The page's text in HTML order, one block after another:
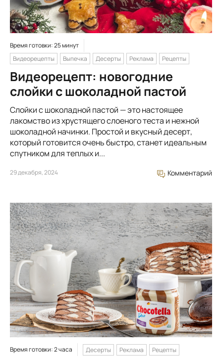
Время готовки: 25 минут
Видеорецепты
Выпечка Десерты Реклама Рецепты
Видеорецепт: новогодние
слойки с шоколадной пастой
Слойки с шоколадной пастой — это настоящее
лакомство из хрустящего слоеного теста и нежной
шоколадной начинки. Простой и вкусный десерт,
который готовится очень быстро, станет идеальным
спутником для теплых и...
29 декабря, 2024 Комментарий
Время готовки: 2 часа Десерты Реклама Рецепты